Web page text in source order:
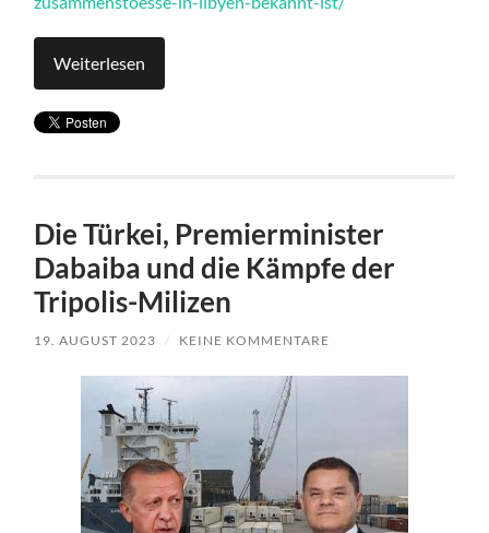
Weiterlesen
Die Türkei, Premierminister
Dabaiba und die Kämpfe der
Tripolis-Milizen
19. AUGUST 2023 / KEINE KOMMENTARE